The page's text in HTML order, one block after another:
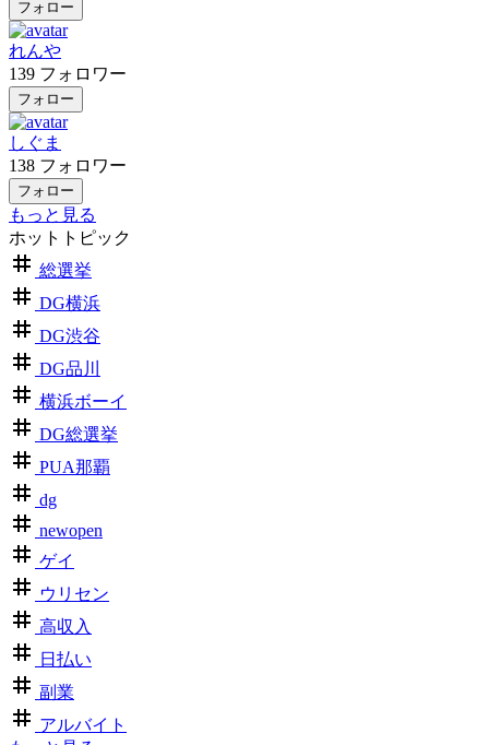
フォロー
れんや
139 フォロワー
フォロー
しぐま
138 フォロワー
フォロー
もっと見る
ホットトピック
総選挙
DG横浜
DG渋谷
DG品川
横浜ボーイ
DG総選挙
PUA那覇
dg
newopen
ゲイ
ウリセン
高収入
日払い
副業
アルバイト